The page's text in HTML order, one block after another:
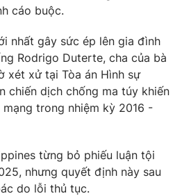
897 897
cáo buộc.
nhất gây sức ép lên gia đình
Rodrigo Duterte, cha của bà
xét xử tại Tòa án Hình sự
chiến dịch chống ma túy khiến
trong nhiệm kỳ 2016 -
từng bỏ phiếu luận tội
nhưng quyết định này sau
do lỗi thủ tục.